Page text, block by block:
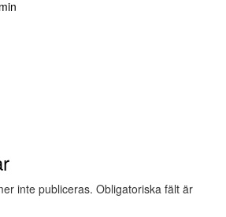
inte publiceras. Obligatoriska fält är